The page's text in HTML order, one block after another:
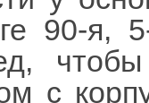
90-я,
с